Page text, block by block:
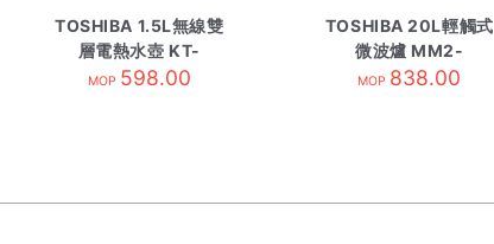
TOSHIBA 1.5L無線雙
層電熱水壺 KT-
15DRTHK/W
MOP 598.00
TOSHIBA 20L輕觸式
微波爐 MM2-
EM20PC/WH
MOP 838.00